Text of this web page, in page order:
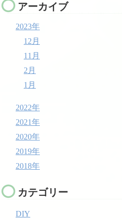
アーカイブ
2023年
12月
11月
2月
1月
2022年
2021年
2020年
2019年
2018年
カテゴリー
DIY